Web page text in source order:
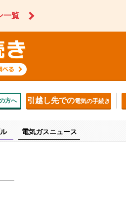
一覧
方へ 引越し先での電気の手続き
電気ガスニュース